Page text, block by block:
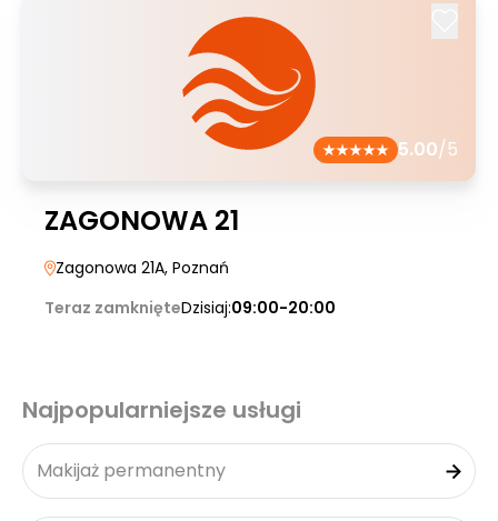
5.00/5
ZAGONOWA 21
Zagonowa 21A, Poznań
Teraz zamknięteDzisiaj:09:00-20:00
Najpopularniejsze usługi
Makijaż permanentny